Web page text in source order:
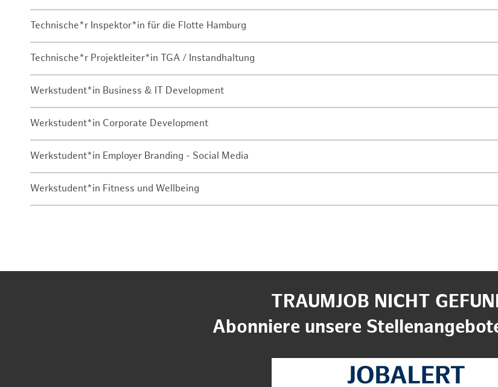
Technische*r Inspektor*in für die Flotte Hamburg
Technische*r Projektleiter*in TGA / Instandhaltung
Werkstudent*in Business & IT Development
Werkstudent*in Corporate Development
Werkstudent*in Employer Branding - Social Media
Werkstudent*in Fitness und Wellbeing
TRAUMJOB NICHT
Abonniere unsere